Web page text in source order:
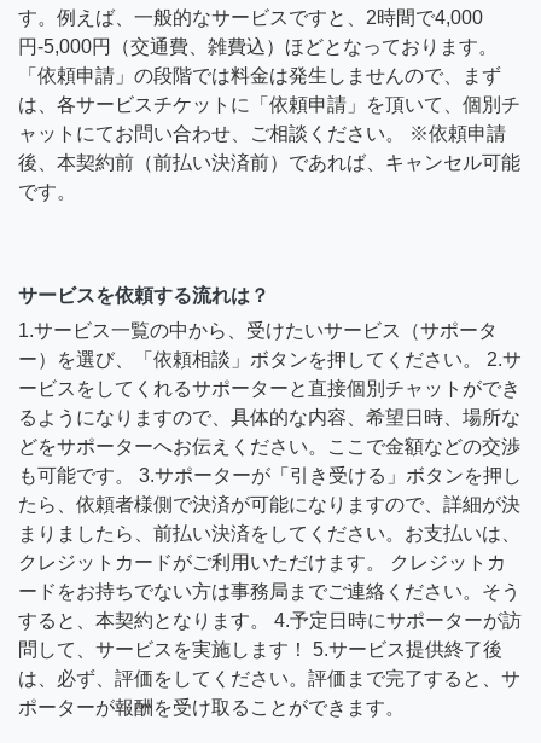
す。例えば、一般的なサービスですと、2時間で4,000
円-5,000円（交通費、雑費込）ほどとなっております。
「依頼申請」の段階では料金は発生しませんので、まず
は、各サービスチケットに「依頼申請」を頂いて、個別チ
ャットにてお問い合わせ、ご相談ください。 ※依頼申請
後、本契約前（前払い決済前）であれば、キャンセル可能
です。
サービスを依頼する流れは？
1.サービス一覧の中から、受けたいサービス（サポータ
ー）を選び、「依頼相談」ボタンを押してください。 2.サ
ービスをしてくれるサポーターと直接個別チャットができ
るようになりますので、具体的な内容、希望日時、場所な
どをサポーターへお伝えください。ここで金額などの交渉
も可能です。 3.サポーターが「引き受ける」ボタンを押し
たら、依頼者様側で決済が可能になりますので、詳細が決
まりましたら、前払い決済をしてください。お支払いは、
クレジットカードがご利用いただけます。 クレジットカ
ードをお持ちでない方は事務局までご連絡ください。そう
すると、本契約となります。 4.予定日時にサポーターが訪
問して、サービスを実施します！ 5.サービス提供終了後
は、必ず、評価をしてください。評価まで完了すると、サ
ポーターが報酬を受け取ることができます。